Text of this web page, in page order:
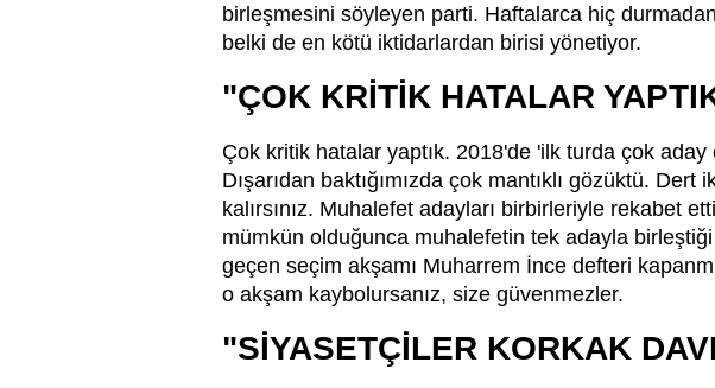
birleşmesini söyleyen parti. Haftalarca hiç
belki de en kötü iktidarlardan birisi yönetiyor.
"ÇOK KRİTİK HATALAR
Çok kritik hatalar yaptık. 2018'de 'ilk turda çok
Dışarıdan baktığımızda çok mantıklı gözüktü.
kalırsınız. Muhalefet adayları birbirleriyle rekabet
mümkün olduğunca muhalefetin tek adayla
geçen seçim akşamı Muharrem İnce defteri
o akşam kaybolursanız, size güvenmezler.
"SİYASETÇİLER KORKAK